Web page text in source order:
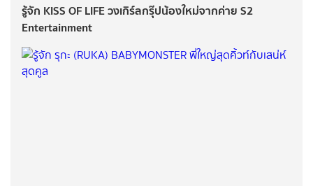
รู้จัก KISS OF LIFE วงเกิร์ลกรุ๊ปน้องใหม่จากค่าย S2
Entertainment